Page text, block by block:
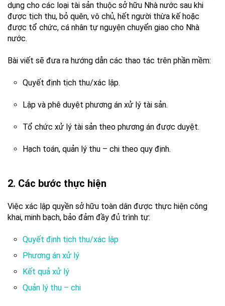
dụng cho các loại tài sản thuộc sở hữu Nhà nước sau khi
được tịch thu, bỏ quên, vô chủ, hết người thừa kế hoặc
được tổ chức, cá nhân tự nguyện chuyển giao cho Nhà
nước.
Bài viết sẽ đưa ra hướng dẫn các thao tác trên phần mềm:
Quyết định tịch thu/xác lập.
Lập và phê duyệt phương án xử lý tài sản.
Tổ chức xử lý tài sản theo phương án được duyệt.
Hạch toán, quản lý thu – chi theo quy định.
2. Các bước thực hiện
Việc xác lập quyền sở hữu toàn dân được thực hiện công
khai, minh bạch, bảo đảm đầy đủ trình tự:
Quyết định tịch thu/xác lập
Phương án xử lý
Kết quả xử lý
Quản lý thu – chi